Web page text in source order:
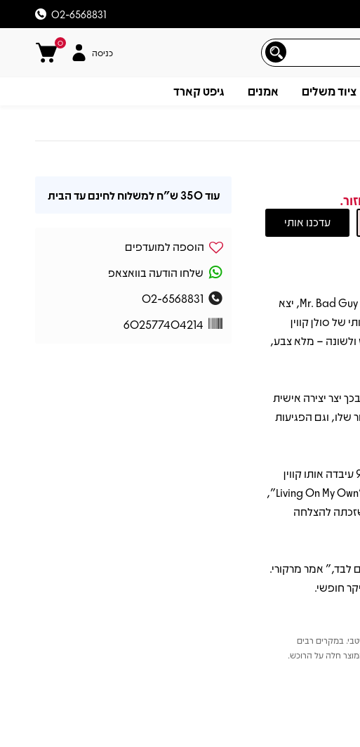
02-6568831
0
כניסה
ציוד משלים אמנים גיפט קארד
תיאור
אלבום הסולו הראשון והיחיד של פרדי מרקורי שיצא בעודו בחיים, Mr. Bad Guy, יצא
של סולן קווין
– מלא צבע,
יצר יצירה אישית
שלו, וגם הפגיעות
השיר "I Was Born To Love You" הפך ללהיט ענק – ובשנות ה־90 עיבדה אותו קווין
מחדש לגרסה רוקיסטית שהזניקה אותו שוב לצמרות המצעדים. "Living On My Own",
עם גרסת רמיקס שזכתה להצלחה
לבד," אמר מרקורי.
חופשי.
במקרים רבים
חלה על הרוכש.
עוד350 ש"ח למשלוח לחינם עד הבית
הוספה למועדפים
שלחו הודעה בוואצאפ
02-6568831
602577404214